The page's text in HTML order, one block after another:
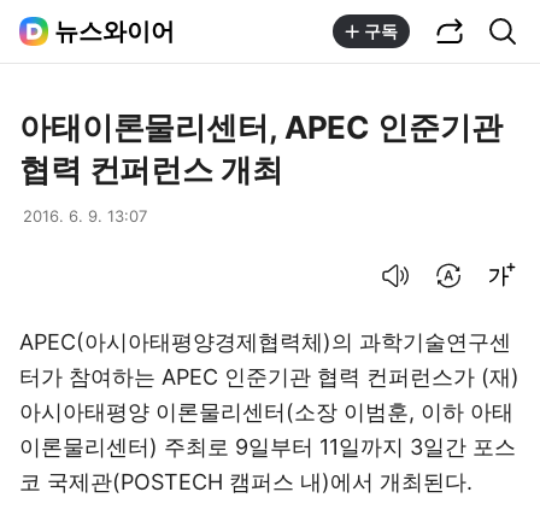
뉴스와이어 구독
아태이론물리센터, APEC 인준기관
협력 컨퍼런스 개최
2016. 6. 9. 13:07
APEC(아시아태평양경제협력체)의 과학기술연구센
터가 참여하는 APEC 인준기관 협력 컨퍼런스가 (재)
아시아태평양 이론물리센터(소장 이범훈, 이하 아태
이론물리센터) 주최로 9일부터 11일까지 3일간 포스
코 국제관(POSTECH 캠퍼스 내)에서 개최된다.